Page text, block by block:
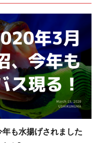
も水揚げされました